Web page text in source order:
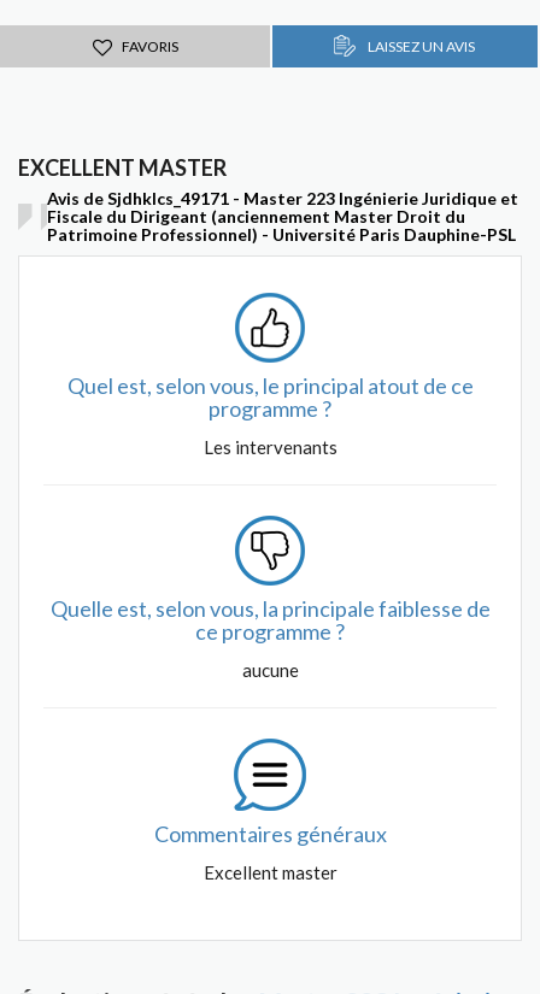
FAVORIS LAISSEZ UN AVIS
EXCELLENT MASTER
Avis de Sjdhklcs_49171 - Master 223 Ingénierie Juridique et
Fiscale du Dirigeant (anciennement Master Droit du
Patrimoine Professionnel) - Université Paris Dauphine-PSL
Quel est, selon vous, le principal atout de ce
programme ?
Les intervenants
Quelle est, selon vous, la principale faiblesse de
ce programme ?
aucune
Commentaires généraux
Excellent master